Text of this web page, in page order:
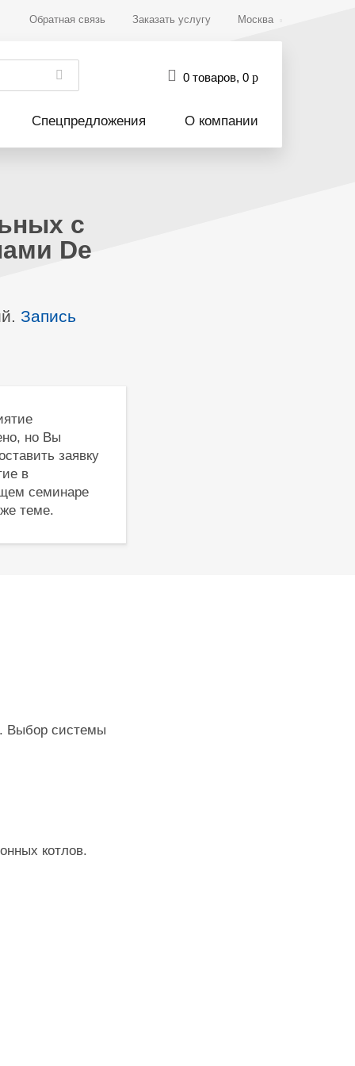
Обратная связь Заказать услугу Москва
0 товаров, 0 р
Спецпредложения О компании
с
De
Запись
но Вы
заявку
в
семинаре
теме.
Выбор системы
котлов.